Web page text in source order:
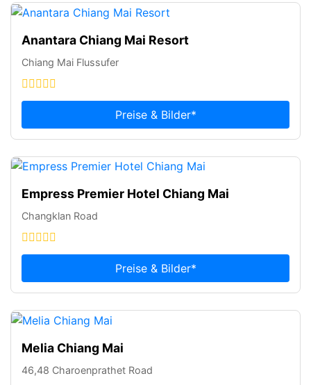
Anantara Chiang Mai Resort
Chiang Mai Flussufer
Preise & Bilder*
Empress Premier Hotel Chiang Mai
Changklan Road
Preise & Bilder*
Melia Chiang Mai
46,48 Charoenprathet Road